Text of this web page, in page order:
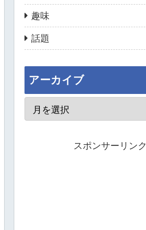
趣味
話題
アーカイブ
スポンサーリンク